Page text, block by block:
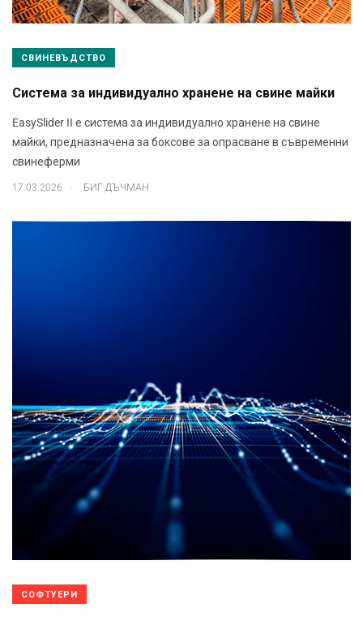
СВИНЕВЪДСТВО
Система за индивидуално хранене на свине майки
EasySlider II е система за индивидуално хранене на свине
майки, предназначена за боксове за опрасване в съвременни
свинеферми
17.03.2026 БИГ ДЪЧМАН
СОФТУЕРИ